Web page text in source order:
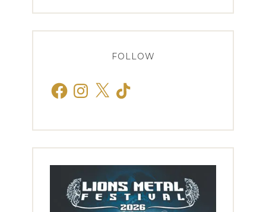
FOLLOW
FacebookInstagram
X TikTok